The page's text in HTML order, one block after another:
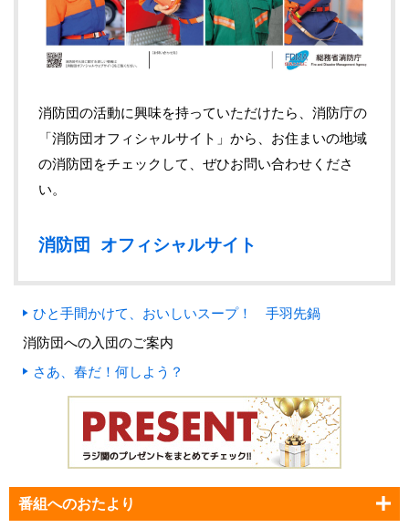
消防団の活動に興味を持っていただけたら、消防庁の
「消防団オフィシャルサイト」から、お住まいの地域
の消防団をチェックして、ぜひお問い合わせくださ
い。
消防団 オフィシャルサイト
ひと手間かけて、おいしいスープ！ 手羽先鍋
消防団への入団のご案内
さあ、春だ！何しよう？
番組へのおたより